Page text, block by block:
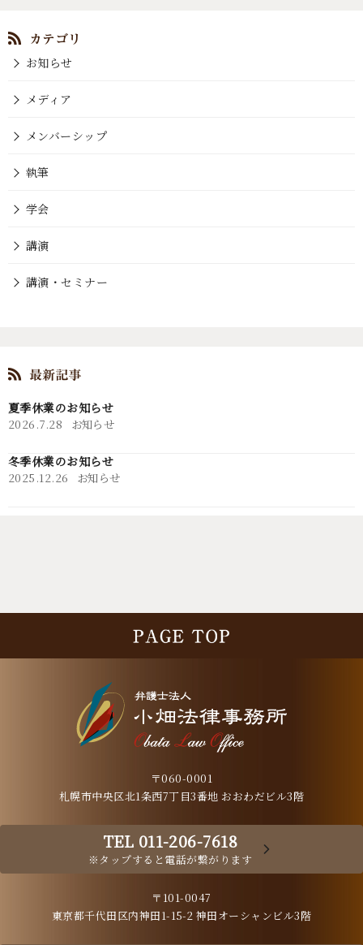
お知らせ
メディア
メンバーシップ
執筆
学会
講演
講演・セミナー
2026.7.28 お知らせ
夏季休業のお知らせ
2025.12.26 お知らせ
冬季休業のお知らせ
〒060-0001
札幌市中央区北1条西7丁目3番地 おおわだビル3階
TEL 011-206-7618
※タップすると電話が繋がります
〒101-0047
東京都千代田区内神田1-15-2 神田オーシャンビル3階